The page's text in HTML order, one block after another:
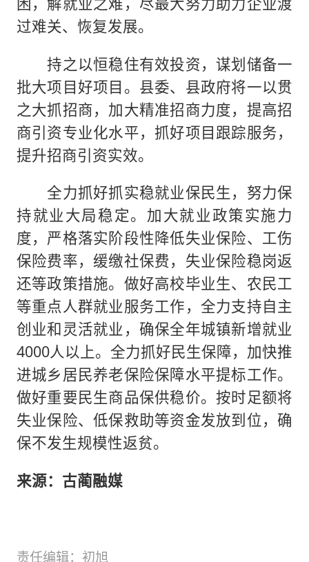
过难关、恢复发展。
持之以恒稳住有效投资，谋划储备一
批大项目好项目。县委、县政府将一以贯
之大抓招商，加大精准招商力度，提高招
商引资专业化水平，抓好项目跟踪服务，
提升招商引资实效。
全力抓好抓实稳就业保民生，努力保
持就业大局稳定。加大就业政策实施力
度，严格落实阶段性降低失业保险、工伤
保险费率，缓缴社保费，失业保险稳岗返
还等政策措施。做好高校毕业生、农民工
等重点人群就业服务工作，全力支持自主
创业和灵活就业，确保全年城镇新增就业
4000人以上。全力抓好民生保障，加快推
进城乡居民养老保险保障水平提标工作。
做好重要民生商品保供稳价。按时足额将
失业保险、低保救助等资金发放到位，确
保不发生规模性返贫。
来源：古蔺融媒
责任编辑：初旭